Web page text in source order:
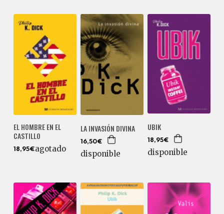
EL HOMBRE EN EL
CASTILLO
18,95€agotado
LA INVASIÓN DIVINA
16,50€
disponible
UBIK
18,95€
disponible